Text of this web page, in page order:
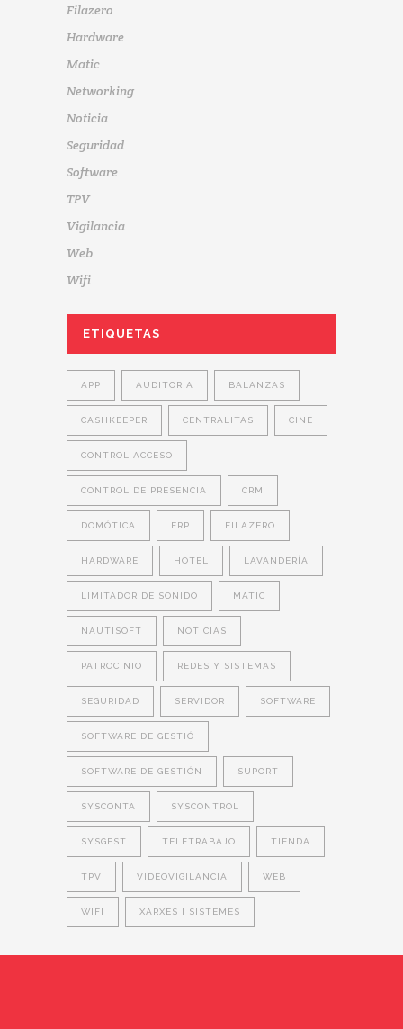
Filazero
Hardware
Matic
Networking
Noticia
Seguridad
Software
TPV
Vigilancia
Web
Wifi
ETIQUETAS
APP AUDITORIA BALANZAS
CASHKEEPER CENTRALITAS CINE
CONTROL ACCESO
CONTROL DE PRESENCIA CRM
DOMÓTICA ERP FILAZERO
HARDWARE HOTEL LAVANDERÍA
LIMITADOR DE SONIDO MATIC
NAUTISOFT NOTICIAS
PATROCINIO REDES Y SISTEMAS
SEGURIDAD SERVIDOR SOFTWARE
SOFTWARE DE GESTIÓ
SOFTWARE DE GESTIÓN SUPORT
SYSCONTA SYSCONTROL
SYSGEST TELETRABAJO TIENDA
TPV VIDEOVIGILANCIA WEB
WIFI XARXES I SISTEMES